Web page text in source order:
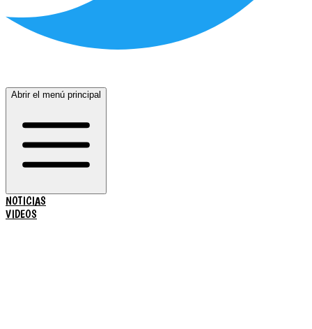
Abrir el menú principal
NOTICIAS
VIDEOS